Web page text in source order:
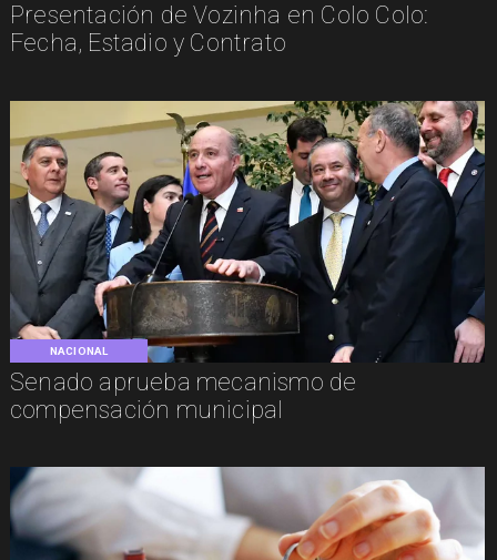
Presentación de Vozinha en Colo Colo:
Fecha, Estadio y Contrato
NACIONAL
Senado aprueba mecanismo de
compensación municipal